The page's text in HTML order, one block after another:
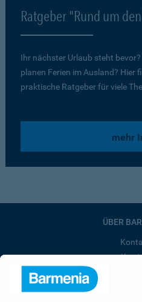
Ratgeber "Rund um
Ihr nächster Urlaub steht
planen Ferien im Ausland? Hier
praktische Ratgeber für viele
mehr
ÜBER